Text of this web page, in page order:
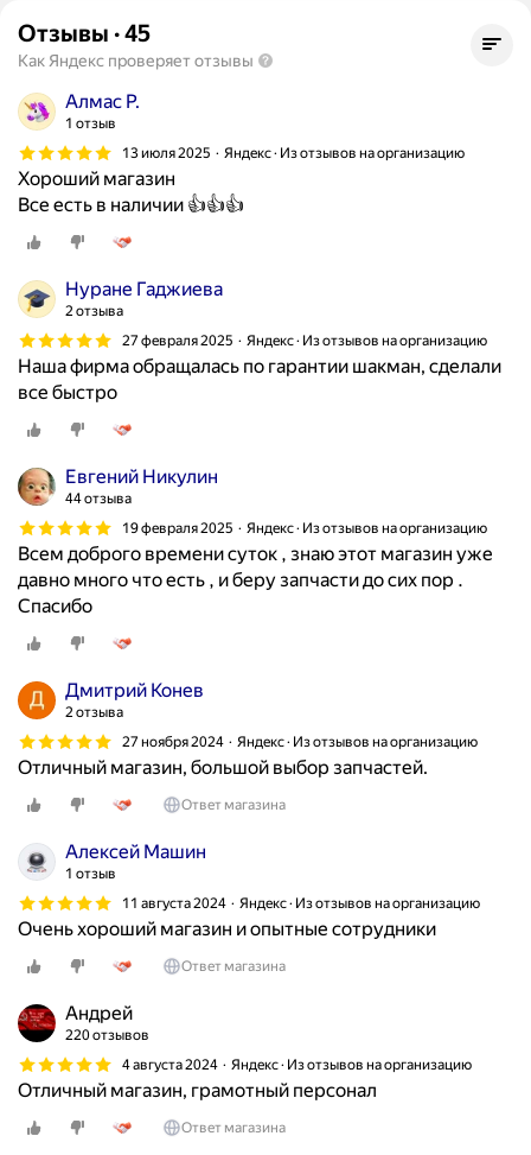
Отзывы ·45
Как Яндекс проверяет отзывы
Алмас Р.
1 отзыв
13 июля 2025
Яндекс · Из отзывов на организацию
Хороший магазин
Все есть в наличии 👍👍👍
Нуране Гаджиева
2 отзыва
27 февраля 2025
Яндекс · Из отзывов на организацию
Наша фирма обращалась по гарантии шакман, сделали
все быстро
Евгений Никулин
44 отзыва
19 февраля 2025
Яндекс · Из отзывов на организацию
Всем доброго времени суток , знаю этот магазин уже
давно много что есть , и беру запчасти до сих пор .
Спасибо
Дмитрий Конев
2 отзыва
27 ноября 2024
Яндекс · Из отзывов на организацию
Отличный магазин, большой выбор запчастей.
Ответ магазина
Алексей Машин
1 отзыв
11 августа 2024
Яндекс · Из отзывов на организацию
Очень хороший магазин и опытные сотрудники
Ответ магазина
Андрей
220 отзывов
4 августа 2024
Яндекс · Из отзывов на организацию
Отличный магазин, грамотный персонал
Ответ магазина